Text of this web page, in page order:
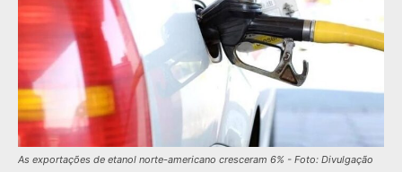
As exportações de etanol norte-americano cresceram 6% - Foto: Divulgação